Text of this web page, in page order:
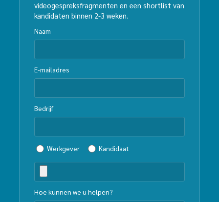
videogespreksfragmenten en een shortlist van
kandidaten binnen 2-3 weken.
Naam
E-mailadres
Bedrijf
Werkgever Kandidaat
Hoe kunnen we u helpen?